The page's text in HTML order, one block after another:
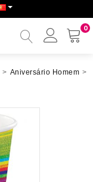
0
Minha
> Aniversário Homem >